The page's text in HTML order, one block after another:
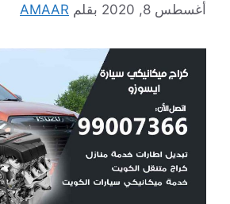
أغسطس 8, 2020 بقلم AMAAR